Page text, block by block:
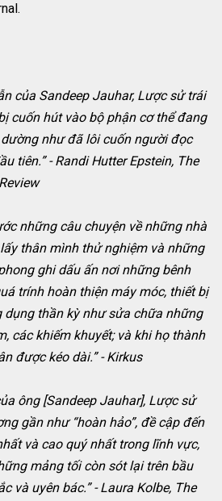
của Sandeep Jauhar, Lược sử trái
cuốn hút vào bộ phận cơ thể đang
như đã lôi cuốn người đọc
tiên.” - Randi Hutter Epstein, The
những câu chuyện về những nhà
thân mình thử nghiệm và những
ghi dấu ấn nơi những bênh
trính hoàn thiện máy móc, thiết bị
dụng thần kỳ như sửa chữa những
các khiếm khuyết; và khi họ thành
được kéo dài.” - Kirkus
ông [Sandeep Jauhar], Lược sử
gần như “hoàn hảo”, đề cập đến
và cao quý nhất trong lĩnh vực,
mảng tối còn sót lại trên bầu
và uyên bác.” - Laura Kolbe, The